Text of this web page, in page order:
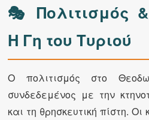
🎭 Πολιτισμός
Η Γη του Τυριού
Ο πολιτισμός στο
συνδεδεμένος με την
και τη θρησκευτική πίστη.